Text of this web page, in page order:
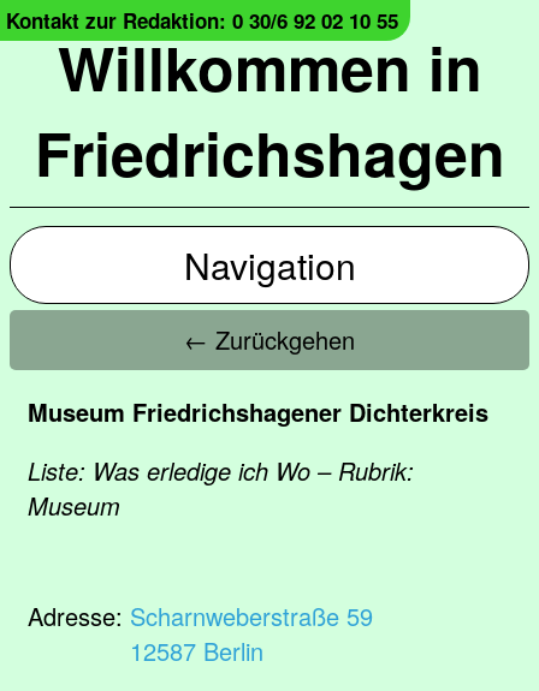
Willkommen in
Friedrichshagen
Kontakt zur Redaktion: 0 30/6 92 02 10 55
Navigation
← Zurückgehen
Museum Friedrichshagener Dichterkreis
Liste: Was erledige ich Wo – Rubrik:
Museum
Adresse: Scharnweberstraße 59
12587 Berlin